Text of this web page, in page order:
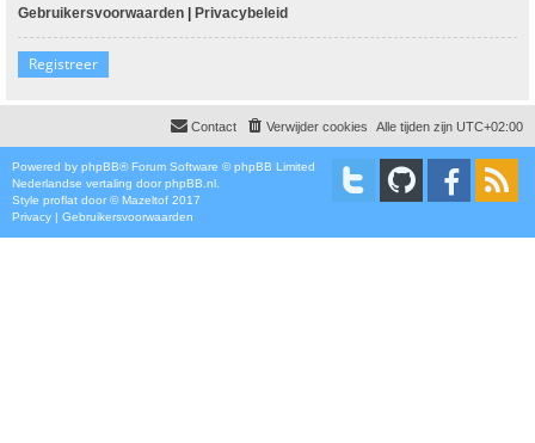
Gebruikersvoorwaarden | Privacybeleid
Registreer
Alle tijden zijn UTC+02:00
Verwijder cookies
Contact
Powered by phpBB® Forum Software © phpBB Limited
Nederlandse vertaling door phpBB.nl
Style proflat door ©Mazeltof 2017
Privacy | Gebruikersvoorwaarden